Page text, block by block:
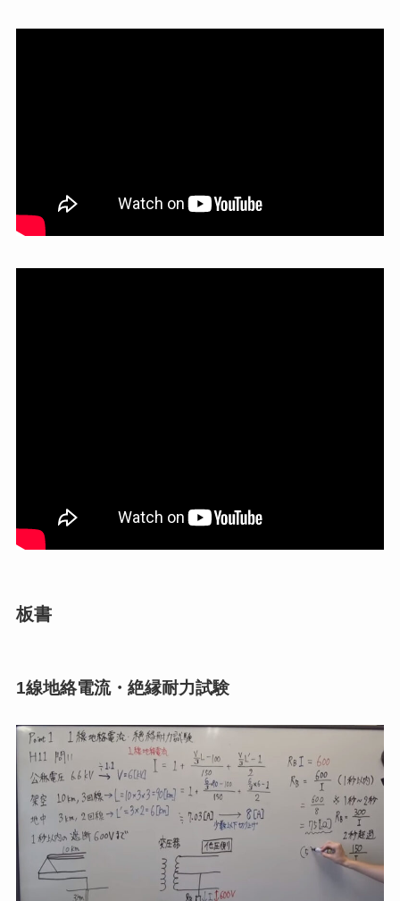
板書
1線地絡電流・絶縁耐力試験